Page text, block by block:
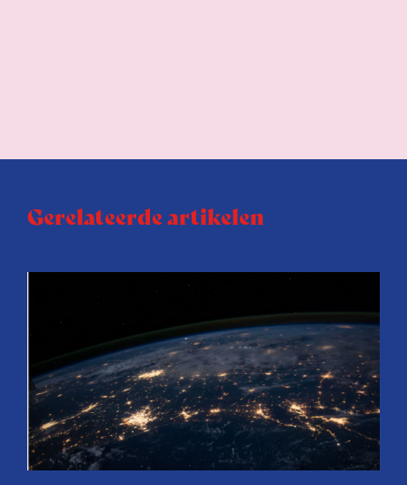
Gerelateerde artikelen